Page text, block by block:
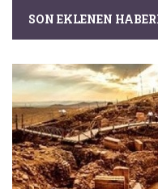
SON EKLENEN